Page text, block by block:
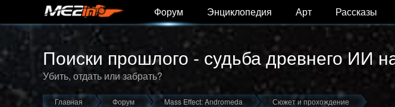
Форум Энциклопедия Арт Рассказы
Поиски прошлого - судьба древнего ИИ
Убить, отдать или забрать?
Главная Форум Mass Effect: Andromeda Сюжет и прохождение